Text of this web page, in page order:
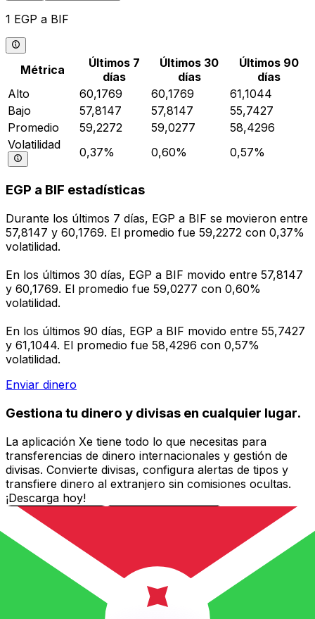
1 EGP a BIF
Métrica
Últimos 7
días
Últimos 30
días
Últimos 90
días
Alto
60,1769 60,1769
61,1044
Bajo
57,8147 57,8147
55,7427
Promedio
59,2272 59,0277
58,4296
Volatilidad
0,37% 0,60% 0,57%
EGP a BIF estadísticas
Durante los últimos 7 días, EGP a BIF se movieron entre
57,8147 y 60,1769. El promedio fue 59,2272 con 0,37%
volatilidad.
En los últimos 30 días, EGP a BIF movido entre 57,8147
y 60,1769. El promedio fue 59,0277 con 0,60%
volatilidad.
En los últimos 90 días, EGP a BIF movido entre 55,7427
y 61,1044. El promedio fue 58,4296 con 0,57%
volatilidad.
Enviar dinero
Gestiona tu dinero y divisas en cualquier lugar.
La aplicación Xe tiene todo lo que necesitas para
transferencias de dinero internacionales y gestión de
divisas. Convierte divisas, configura alertas de tipos y
transfiere dinero al extranjero sin comisiones ocultas.
¡Descarga hoy!